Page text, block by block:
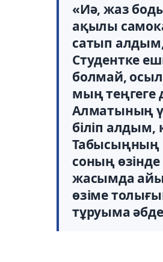
«Иә, жаз
ақылы
сатып
Студентке
болмай,
мың теңгеге
Алматының
біліп
Табысыңның
соның
жасымда
өзіме
тұруыма